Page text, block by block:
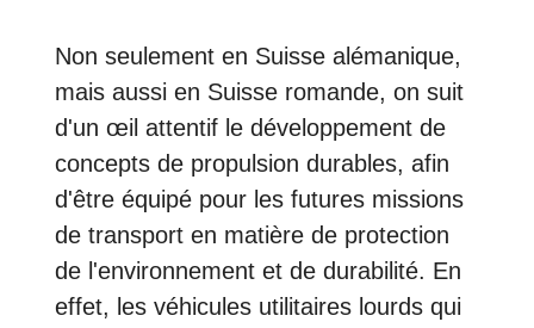
Non seulement en Suisse alémanique,
mais aussi en Suisse romande, on suit
d'un œil attentif le développement de
concepts de propulsion durables, afin
d'être équipé pour les futures missions
de transport en matière de protection
de l'environnement et de durabilité. En
effet, les véhicules utilitaires lourds qui